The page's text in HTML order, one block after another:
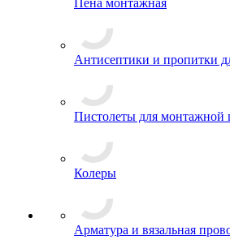
Пена монтажная
Антисептики и пропитки
Пистолеты для монтажной
Колеры
Арматура и вязальная